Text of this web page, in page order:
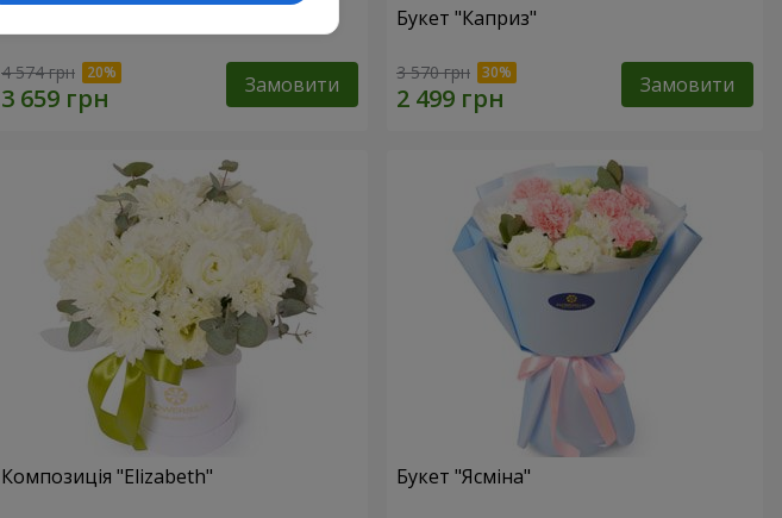
4 574 грн Замовити
Букет "Каприз"
3 570 грн Замовити
Композиція "Elizabeth" Букет "Ясміна"